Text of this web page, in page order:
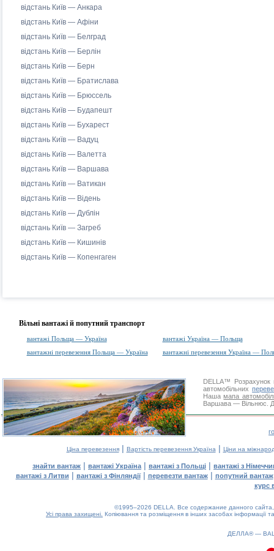
відстань Київ — Анкара
відстань Київ — Афіни
відстань Київ — Белград
відстань Київ — Берлін
відстань Київ — Берн
відстань Київ — Братислава
відстань Київ — Брюссель
відстань Київ — Будапешт
відстань Київ — Бухарест
відстань Київ — Вадуц
відстань Київ — Валетта
відстань Київ — Варшава
відстань Київ — Ватикан
відстань Київ — Відень
відстань Київ — Дублін
відстань Київ — Загреб
відстань Київ — Кишинів
відстань Київ — Копенгаген
Вільні вантажі й попутний транспорт
вантажі Польща — Україна
вантажі Україна — Польща
вантажні перевезення Польща — Україна
вантажні перевезення Україна —
DELLA™
Розрахунок
автомобільних
Нашамапа
Варшава — Вільнюс.
Ціна перевезення| Вартість перевезення Україна | Ціни на
знайти вантаж | вантажі Україна | вантажі з Польщі | вантажі з
вантажі з Литви | вантажі з Фінляндії| перевезти вантаж| попутний вантаж
курс
©1995–2026 DELLA. Все содержание данного
Усі права захищені. Копіювання та розміщення в інших засобах інформації
ДЕЛЛА® —